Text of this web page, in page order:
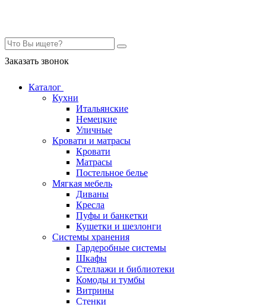
Заказать звонок
Каталог
Кухни
Итальянские
Немецкие
Уличные
Кровати и матрасы
Кровати
Матрасы
Постельное белье
Мягкая мебель
Диваны
Кресла
Пуфы и банкетки
Кушетки и шезлонги
Системы хранения
Гардеробные системы
Шкафы
Стеллажи и библиотеки
Комоды и тумбы
Витрины
Стенки